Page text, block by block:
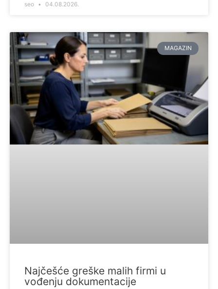
seo 04.08.2026.
MAGAZIN
Najčešće greške malih firmi u
vođenju dokumentacije